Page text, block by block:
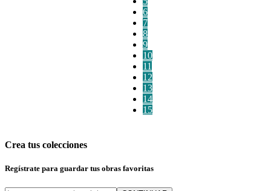
6
7
8
9
10
11
12
13
14
15
Crea tus colecciones
Regístrate para guardar tus obras favoritas